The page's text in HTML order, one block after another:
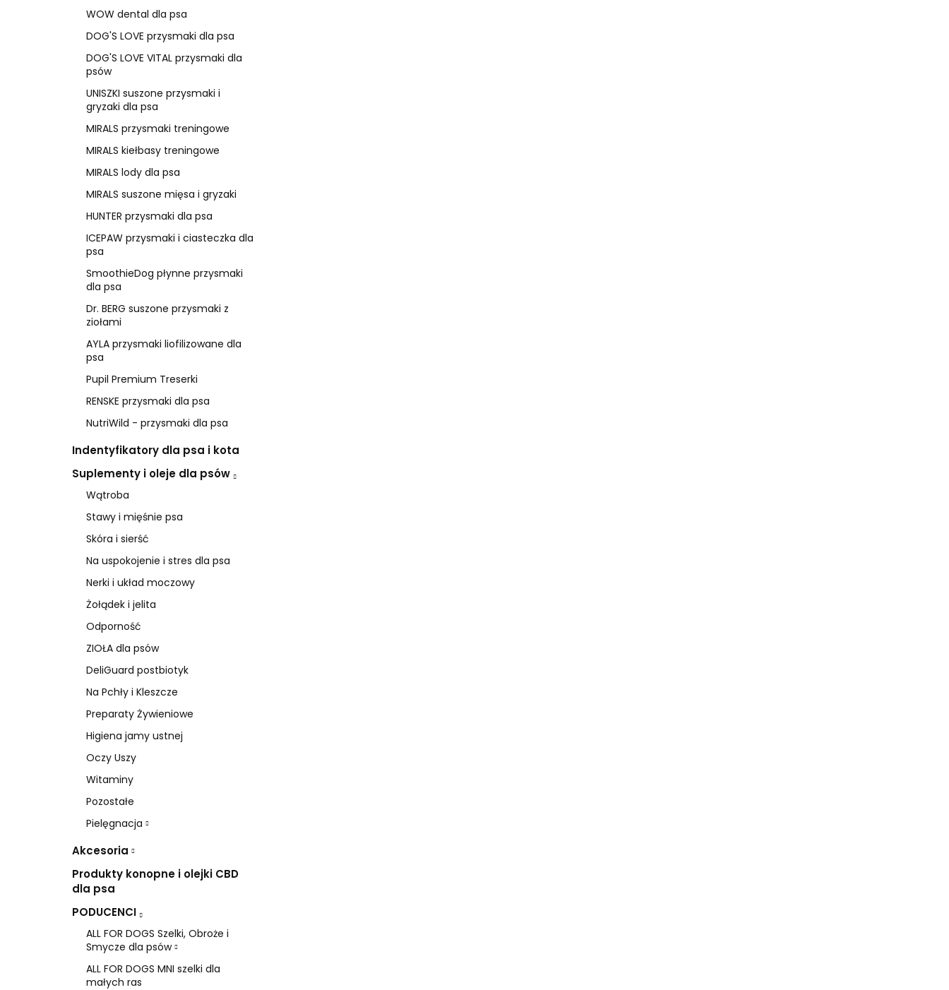
WOW dental dla psa
DOG'S LOVE przysmaki dla psa
DOG'S LOVE VITAL przysmaki dla
psów
UNISZKI suszone przysmaki i
gryzaki dla psa
MIRALS przysmaki treningowe
MIRALS kiełbasy treningowe
MIRALS lody dla psa
MIRALS suszone mięsa i gryzaki
HUNTER przysmaki dla psa
ICEPAW przysmaki i ciasteczka dla
psa
SmoothieDog płynne przysmaki
dla psa
Dr. BERG suszone przysmaki z
ziołami
AYLA przysmaki liofilizowane dla
psa
Pupil Premium Treserki
RENSKE przysmaki dla psa
NutriWild - przysmaki dla psa
Indentyfikatory dla psa i kota
Suplementy i oleje dla psów
Wątroba
Stawy i mięśnie psa
Skóra i sierść
Na uspokojenie i stres dla psa
Nerki i układ moczowy
Żołądek i jelita
Odporność
ZIOŁA dla psów
DeliGuard postbiotyk
Na Pchły i Kleszcze
Preparaty Żywieniowe
Higiena jamy ustnej
Oczy Uszy
Witaminy
Pozostałe
Pielęgnacja
Akcesoria
Produkty konopne i olejki CBD
dla psa
PODUCENCI
ALL FOR DOGS Szelki, Obroże i
Smycze dla psów
ALL FOR DOGS MNI szelki dla
małych ras